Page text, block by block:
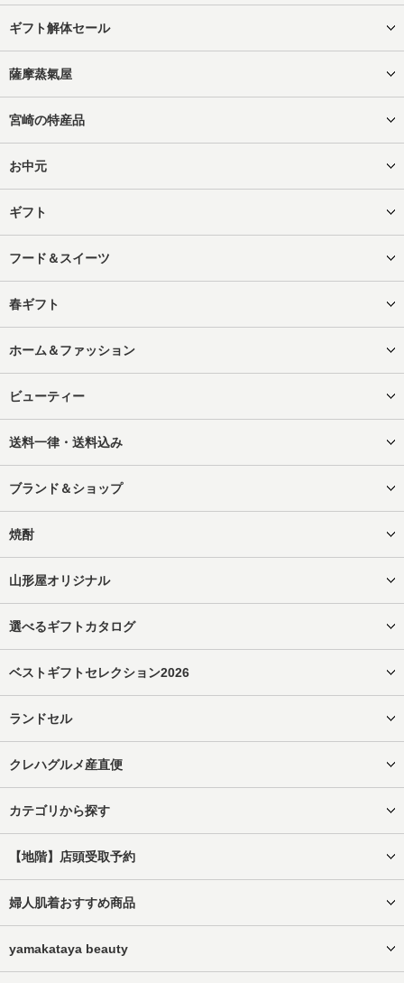
ギフト解体セール
薩摩蒸氣屋
宮崎の特産品
お中元
ギフト
フード＆スイーツ
春ギフト
ホーム＆ファッション
ビューティー
送料一律・送料込み
ブランド＆ショップ
焼酎
山形屋オリジナル
選べるギフトカタログ
ベストギフトセレクション2026
ランドセル
クレハグルメ産直便
カテゴリから探す
【地階】店頭受取予約
婦人肌着おすすめ商品
yamakataya beauty